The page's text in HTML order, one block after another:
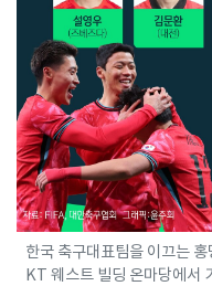
한국 축구대표팀을 이끄는
KT 웨스트 빌딩 온마당에서